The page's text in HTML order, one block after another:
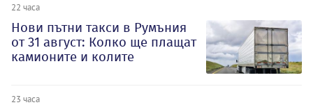
22 часа
Нови пътни такси в Румъния
от 31 август: Колко ще плащат
камионите и колите
23 часа